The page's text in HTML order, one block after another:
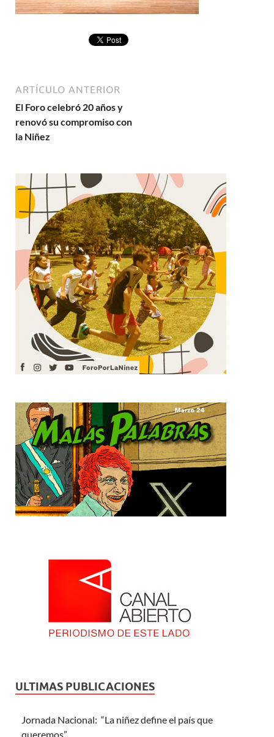
ARTÍCULO ANTERIOR
El Foro celebró 20 años y
renovó su compromiso con
la Niñez
ULTIMAS PUBLICACIONES
Jornada Nacional: “La niñez define el país que
queremos”